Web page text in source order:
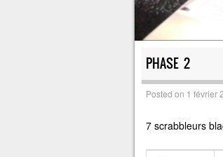
PHASE 2
Posted on 1 février
7 scrabbleurs